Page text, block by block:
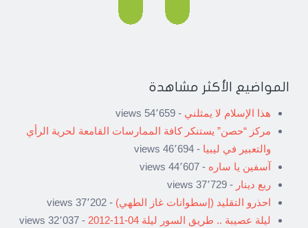
المواضيع الأكثر مشاهدة
هذا الإسلام لا يمثلني - 54٬659 views
مركز “حصن” يستنكر كافة الممارسات القامعة لحرية الرأي
والتعبير في ليبيا - 46٬694 views
آسفين يا ساره - 44٬607 views
ربع دينار - 37٬729 views
احذرو التقليد (إسطوانات غاز الطهي) - 37٬202 views
ليلة عصيبة .. طريق السور ليلة 04-11-2012
- 32٬037 views